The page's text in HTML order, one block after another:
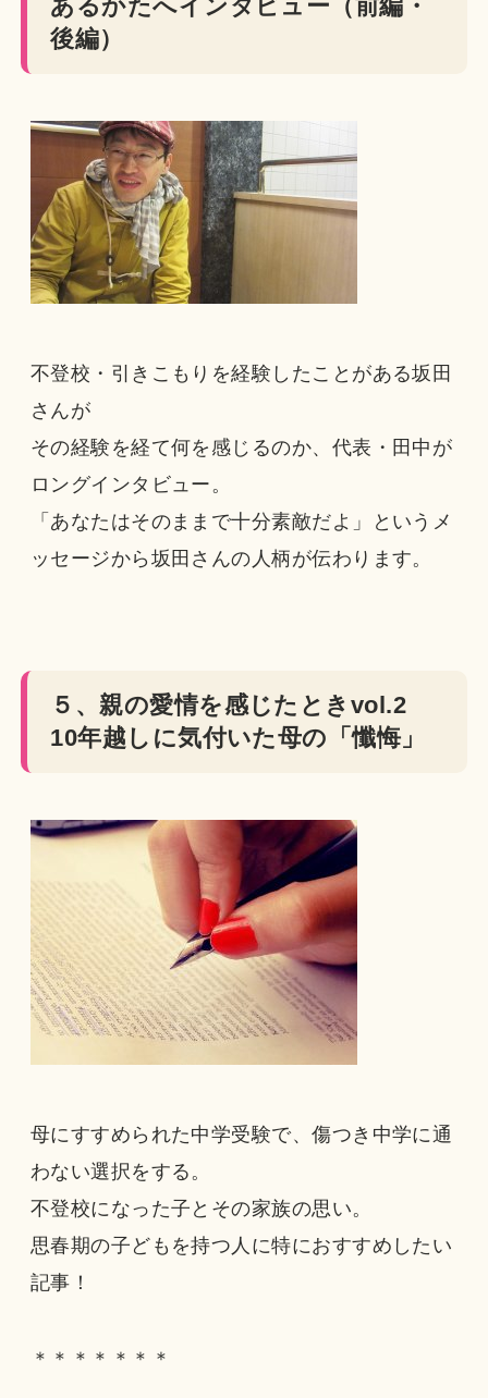
あるかたへインタビュー（前編・
後編）
不登校・引きこもりを経験したことがある坂田
さんが
その経験を経て何を感じるのか、代表・田中が
ロングインタビュー。
「あなたはそのままで十分素敵だよ」というメ
ッセージから坂田さんの人柄が伝わります。
５、親の愛情を感じたときvol.2
10年越しに気付いた母の「懺悔」
母にすすめられた中学受験で、傷つき中学に通
わない選択をする。
不登校になった子とその家族の思い。
思春期の子どもを持つ人に特におすすめしたい
記事！
＊＊＊＊＊＊＊